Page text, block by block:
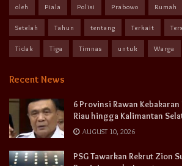
oleh Piala Polisi Prabowo Rumah
Setelah Tahun tentang Terkait
Tidak Tiga Timnas untuk Warga
Recent News
6 Provinsi Rawan
Riau hingga Kalimantan
AUGUST 10, 2026
PSG Tawarkan Rekrut Zion